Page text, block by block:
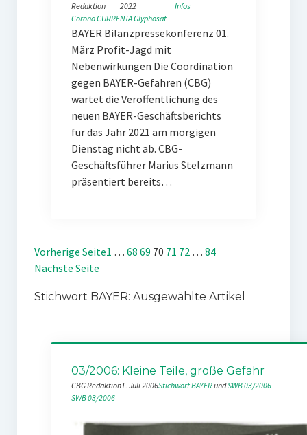
Redaktion
2022
Infos
CoronaCURRENTAGlyphosat
BAYER Bilanzpressekonferenz 01.
März Profit-Jagd mit
Nebenwirkungen Die Coordination
gegen BAYER-Gefahren (CBG)
wartet die Veröffentlichung des
neuen BAYER-Geschäftsberichts
für das Jahr 2021 am morgigen
Dienstag nicht ab. CBG-
Geschäftsführer Marius Stelzmann
präsentiert bereits…
Vorherige Seite1 … 68 69 70 71 72 … 84
Nächste Seite
Stichwort BAYER: Ausgewählte Artikel
03/2006: Kleine Teile, große Gefahr
CBG Redaktion1. Juli 2006Stichwort BAYER und SWB 03/2006
SWB 03/2006